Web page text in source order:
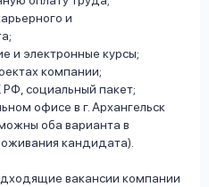
и
и электронные курсы;
компании;
социальный пакет;
офисе в г. Архангельск
оба варианта в
кандидата).
вакансии компании